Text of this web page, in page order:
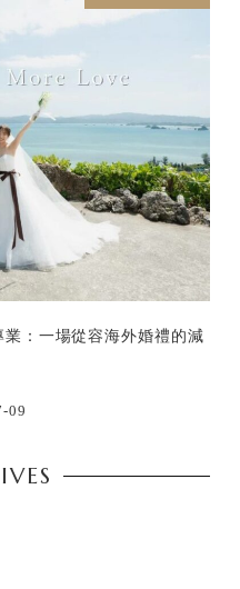
：一場從容海外婚禮的減
09